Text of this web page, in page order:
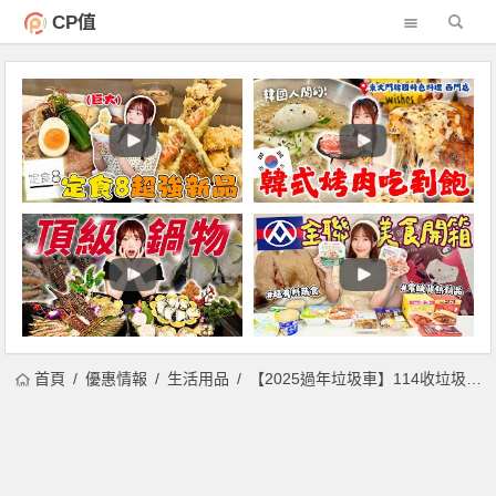
CP值
首頁 優惠情報 生活用品 【2025過年垃圾車】114收垃圾時間/春節收運/定點清運/資源回收一次看！